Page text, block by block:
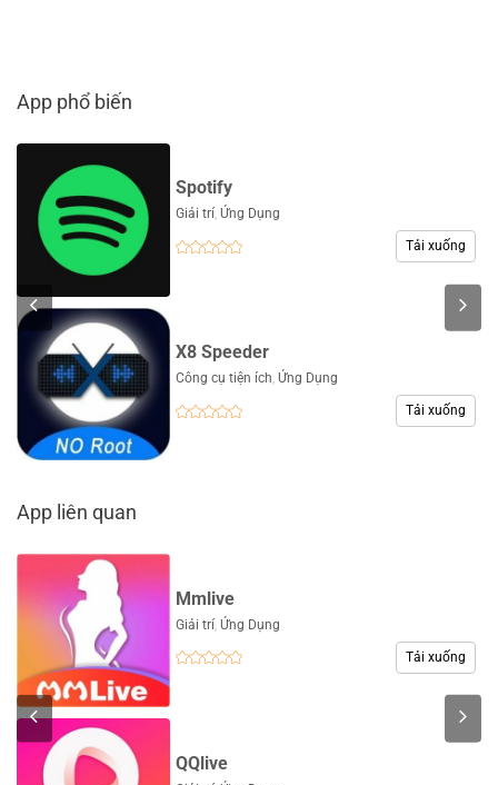
App phổ biến
Spotify
Giải trí, Ứng Dụng
Tải xuống
X8 Speeder
Công cụ tiện ích, Ứng Dụng
Tải xuống
App liên quan
Mmlive
Giải trí, Ứng Dụng
Tải xuống
QQlive